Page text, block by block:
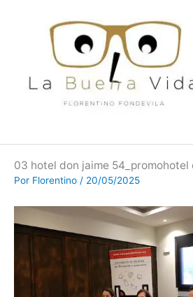
03 hotel don jaime 54_promohotel
Por Florentino / 20/05/2025